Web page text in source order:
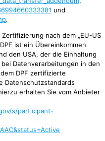
und
.
nach dem „EU-US
ist ein Übereinkommen
den USA, der die Einhaltung
Datenverarbeitungen in den
DPF zertifizierte
Datenschutzstandards
erhalten Sie vom Anbieter
s/participant-